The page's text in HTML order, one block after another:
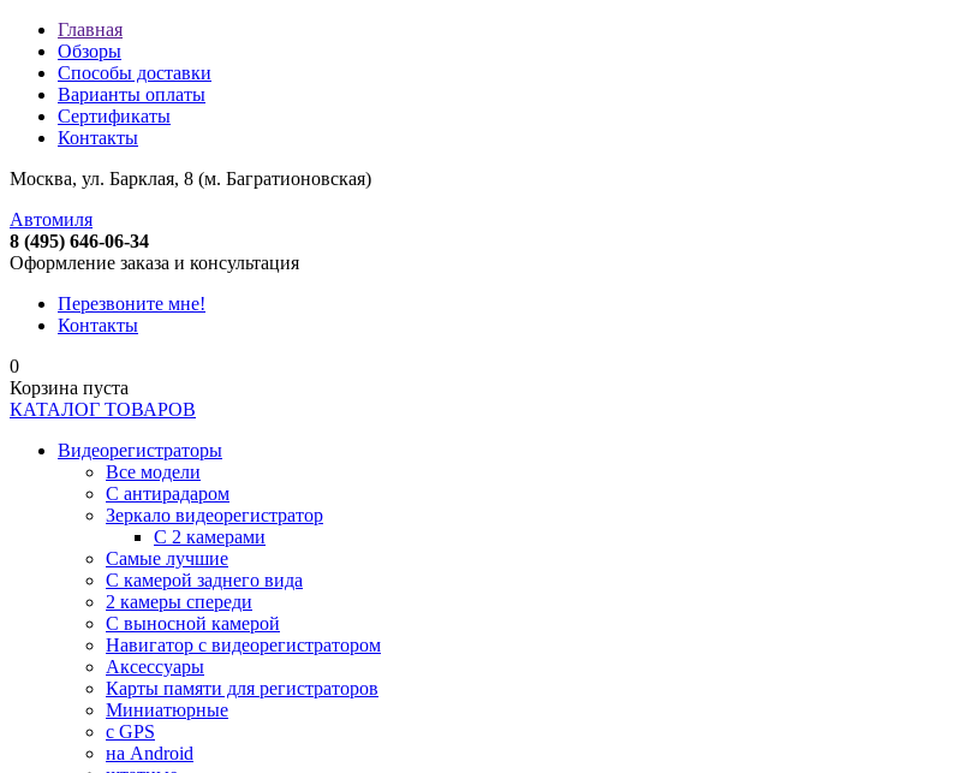
Главная
Обзоры
Способы доставки
Варианты оплаты
Сертификаты
Контакты
Москва, ул. Барклая, 8 (м. Багратионовская)
Автомиля
8 (495) 646-06-34
Оформление заказа и консультация
Перезвоните мне!
Контакты
0
Корзина пуста
КАТАЛОГ ТОВАРОВ
Видеорегистраторы
Все модели
C антирадаром
Зеркало видеорегистратор
С 2 камерами
Самые лучшие
С камерой заднего вида
2 камеры спереди
С выносной камерой
Навигатор с видеорегистратором
Аксессуары
Карты памяти для регистраторов
Миниатюрные
с GPS
на Android